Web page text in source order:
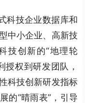
科技企业数据库和
中小企业、高新技
技创新的“地理轮
授权到研发团队，
科技创新研发指标
的“晴雨表”，引导